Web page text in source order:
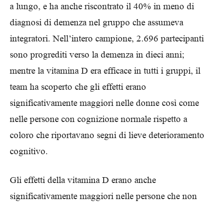
a lungo, e ha anche riscontrato il 40% in meno di
diagnosi di demenza nel gruppo che assumeva
integratori. Nell’intero campione, 2.696 partecipanti
sono progrediti verso la demenza in dieci anni;
mentre la vitamina D era efficace in tutti i gruppi, il
team ha scoperto che gli effetti erano
significativamente maggiori nelle donne così come
nelle persone con cognizione normale rispetto a
coloro che riportavano segni di lieve deterioramento
cognitivo.
Gli effetti della vitamina D erano anche
significativamente maggiori nelle persone che non